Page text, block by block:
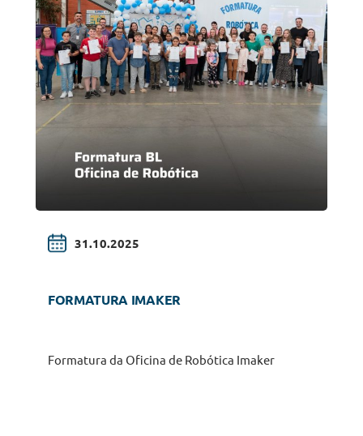
31.10.2025
FORMATURA IMAKER
Formatura da Oficina de Robótica Imaker